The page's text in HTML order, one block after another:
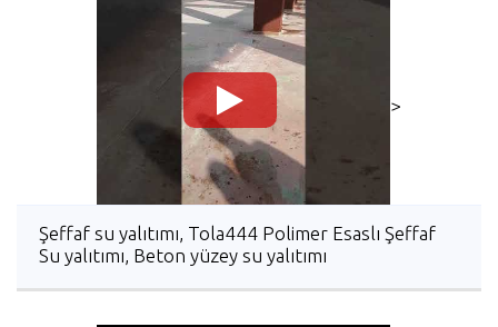
>
Şeffaf su yalıtımı, Tola444 Polimer Esaslı Şeffaf
Su yalıtımı, Beton yüzey su yalıtımı